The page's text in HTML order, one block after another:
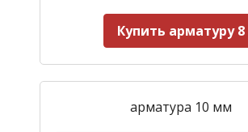
Купить арматуру 8
арматура 10 мм